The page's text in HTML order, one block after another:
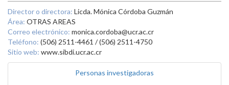
Director o directora: Licda. Mónica Córdoba Guzmán
Área: OTRAS AREAS
Correo electrónico: monica.cordoba@ucr.ac.cr
Teléfono: (506) 2511-4461 / (506) 2511-4750
Sitio web: www.sibdi.ucr.ac.cr
Personas investigadoras